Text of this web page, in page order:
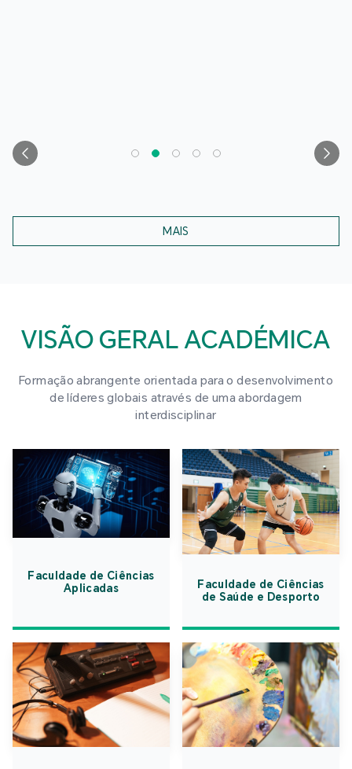
MAIS
VISÃO GERAL ACADÉMICA
Formação abrangente orientada para o desenvolvimento
de líderes globais através de uma abordagem
interdisciplinar
Faculdade de Ciências
Aplicadas
Faculdade de Ciências
de Saúde e Desporto